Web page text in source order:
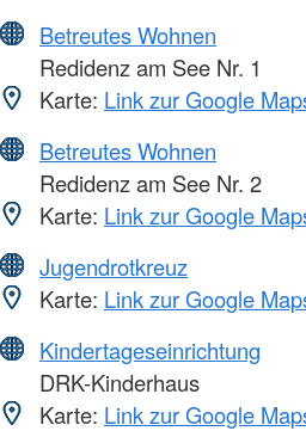
Betreutes Wohnen
Redidenz am See Nr. 1
Karte: Link zur Google
Betreutes Wohnen
Redidenz am See Nr. 2
Karte: Link zur Google
Jugendrotkreuz
Karte: Link zur Google
Kindertageseinrichtung
DRK-Kinderhaus
Karte: Link zur Google